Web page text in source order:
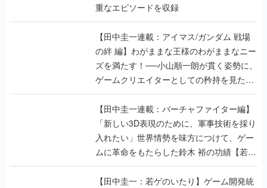
重なエピソードを収録
【田中圭一連載：アイマス/ガンダム 戦場
の絆 編】わがままな王様のわがままなニー
ズを満たす！──小山順一朗が貫く姿勢に、
ゲームクリエイターとしての矜持を見た
【若ゲのいたり最終回】
【田中圭一連載：バーチャファイター編】
「新しい3D表現のために、軍事技術を採り
入れたい」世界情勢を味方につけて、ゲー
ムに革命をもたらした鈴木 裕の功績【若ゲ
のいたり】
【田中圭一：若ゲのいたり】ゲーム開発統